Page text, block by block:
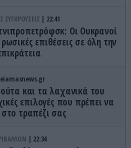
ΣΥΓΚΡΟΥΣΕΙΣ 22:41
Οι Ουκρανοί
επιθέσεις σε όλη την
και τα λαχανικά του
επιλογές που πρέπει να
τραπέζι σας
22:34